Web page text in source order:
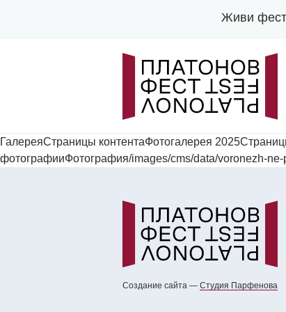
Живи
ГалереяСтраницы контентаФотогалерея
фотографииФотография/images/cms/data/voronezh-
Создание сайта — Cтудия Парфенова